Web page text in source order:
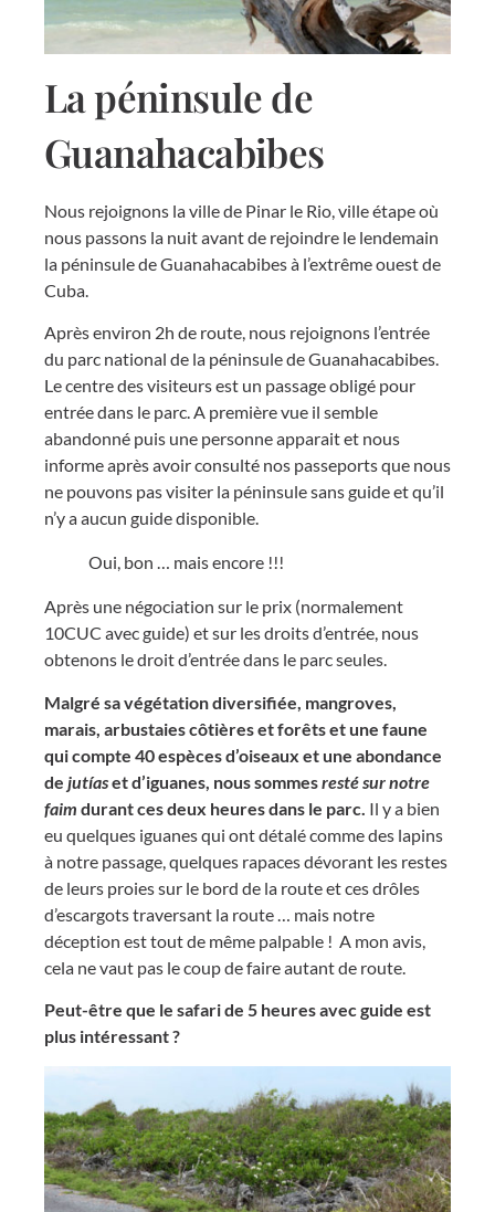
La péninsule de
Guanahacabibes
Nous rejoignons la ville de Pinar le Rio, ville étape où
nous passons la nuit avant de rejoindre le lendemain
la péninsule de Guanahacabibes à l’extrême ouest de
Cuba.
Après environ 2h de route, nous rejoignons l’entrée
du parc national de la péninsule de Guanahacabibes.
Le centre des visiteurs est un passage obligé pour
entrée dans le parc. A première vue il semble
abandonné puis une personne apparait et nous
informe après avoir consulté nos passeports que nous
ne pouvons pas visiter la péninsule sans guide et qu’il
n’y a aucun guide disponible.
Oui, bon … mais encore !!!
Après une négociation sur le prix (normalement
10CUC avec guide) et sur les droits d’entrée, nous
obtenons le droit d’entrée dans le parc seules.
Malgré sa végétation diversifiée, mangroves,
marais, arbustaies côtières et forêts et une faune
qui compte 40 espèces d’oiseaux et une abondance
de jutíaset d’iguanes, nous sommesresté sur notre
faim durant ces deux heures dans le parc. Il y a bien
eu quelques iguanes qui ont détalé comme des lapins
à notre passage, quelques rapaces dévorant les restes
de leurs proies sur le bord de la route et ces drôles
d’escargots traversant la route … mais notre
déception est tout de même palpable ! A mon avis,
cela ne vaut pas le coup de faire autant de route.
Peut-être que le safari de 5 heures avec guide est
plus intéressant ?